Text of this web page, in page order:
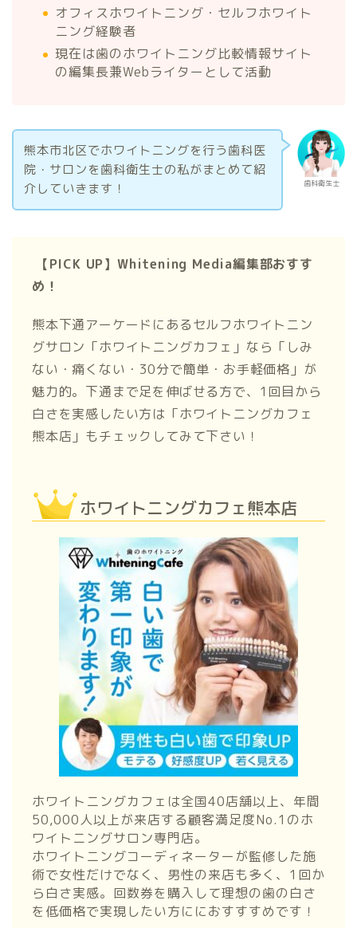
オフィスホワイトニング・セルフホワイト
ニング経験者
現在は歯のホワイトニング比較情報サイト
の編集長兼Webライターとして活動
歯科衛生士
熊本市北区でホワイトニングを行う歯科医
院・サロンを歯科衛生士の私がまとめて紹
介していきます！
【PICK UP】Whitening Media編集部おすす
め！
熊本下通アーケードにあるセルフホワイトニン
グサロン「ホワイトニングカフェ」なら​​「しみ
ない・痛くない・30分で簡単・お手軽価格」が
魅力的。下通まで足を伸ばせる方で、1回目から
白さを実感したい方は「ホワイトニングカフェ
熊本店」もチェックしてみて下さい！
ホワイトニングカフェ熊本店
ホワイトニングカフェは全国40店舗以上、年間
50,000人以上が来店する顧客満足度No.1のホ
ワイトニングサロン専門店。
ホワイトニングコーディネーターが監修した施
術で女性だけでなく、男性の来店も多く、1回か
ら白さ実感。回数券を購入して理想の歯の白さ
を低価格で実現したい方ににおすすすめです！